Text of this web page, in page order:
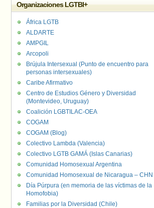
Organizaciones LGTBI+
África LGTB
ALDARTE
AMPGIL
Arcopoli
Brújula Intersexual (Punto de encuentro para
personas intersexuales)
Caribe Afirmativo
Centro de Estudios Género y Diversidad
(Montevideo, Uruguay)
Coalición LGBTILAC-OEA
COGAM
COGAM (Blog)
Colectivo Lambda (Valencia)
Colectivo LGTB GAMÁ (Islas Canarias)
Comunidad Homosexual Argentina
Comunidad Homosexual de Nicaragua – CHN
Día Púrpura (en memoria de las víctimas de la
Homofobia)
Familias por la Diversidad (Chile)